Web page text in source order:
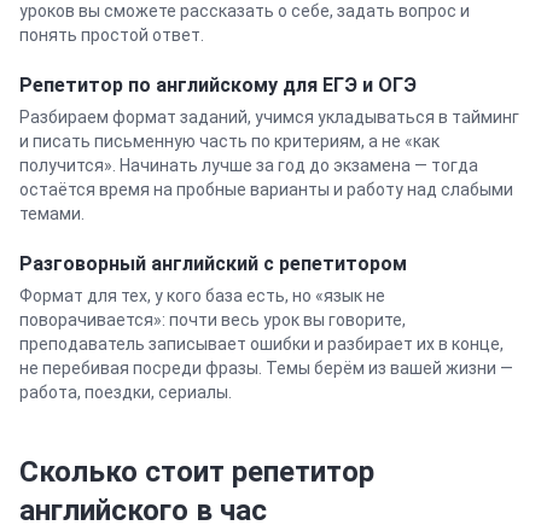
уроков вы сможете рассказать о себе, задать вопрос и
понять простой ответ.
Репетитор по английскому для ЕГЭ и ОГЭ
Разбираем формат заданий, учимся укладываться в тайминг
и писать письменную часть по критериям, а не «как
получится». Начинать лучше за год до экзамена — тогда
остаётся время на пробные варианты и работу над слабыми
темами.
Разговорный английский с репетитором
Формат для тех, у кого база есть, но «язык не
поворачивается»: почти весь урок вы говорите,
преподаватель записывает ошибки и разбирает их в конце,
не перебивая посреди фразы. Темы берём из вашей жизни —
работа, поездки, сериалы.
Сколько стоит репетитор
английского в час